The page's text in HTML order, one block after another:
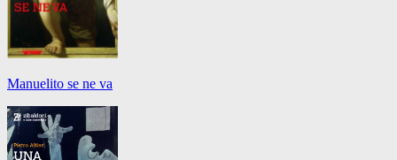
Manuelito se ne va